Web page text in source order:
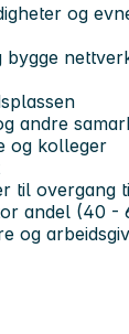
og
andre
og kolleger
til overgang
andel (40 -
og